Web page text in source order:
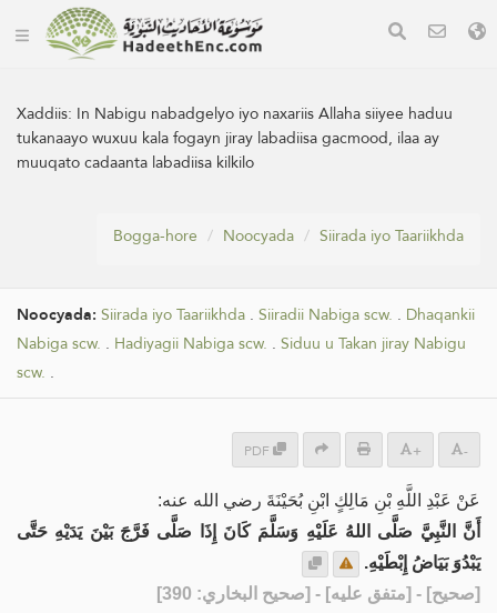
Xaddiis: In Nabigu nabadgelyo iyo naxariis Allaha siiyee haduu
tukanaayo wuxuu kala fogayn jiray labadiisa gacmood, ilaa ay
muuqato cadaanta labadiisa kilkilo
Bogga-hore Noocyada Siirada iyo Taariikhda
Noocyada: Siirada iyo Taariikhda . Siiradii Nabiga scw. . Dhaqankii
Nabiga scw. . Hadiyagii Nabiga scw. . Siduu u Takan jiray Nabigu
scw. .
PDF + -
عَنْ عَبْدِ اللَّهِ بْنِ مَالِكٍ ابْنِ بُحَيْنَةَ رضي الله عنه:
أَنَّ النَّبِيَّ صَلَّى اللهُ عَلَيْهِ وَسَلَّمَ كَانَ إِذَا صَلَّى فَرَّجَ بَيْنَ يَدَيْهِ حَتَّى
يَبْدُوَ بَيَاضُ إِبْطَيْهِ.
[صحيح] - [متفق عليه] - [صحيح البخاري: 390]